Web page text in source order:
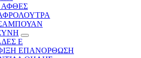
ΑΦΘΕΣ
Ε
ΕΠΑΝΟΡΘΩΣΗ